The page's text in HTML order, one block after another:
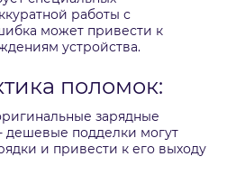
работы с
может привести к
устройства.
поломок:
зарядные
дешевые подделки могут
и привести к его выходу